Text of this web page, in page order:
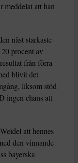
meddelat att han
näst starkaste
procent av
från förra
blivit det
liksom stöd
ingen chans att
att hennes
den vinnande
bayerska